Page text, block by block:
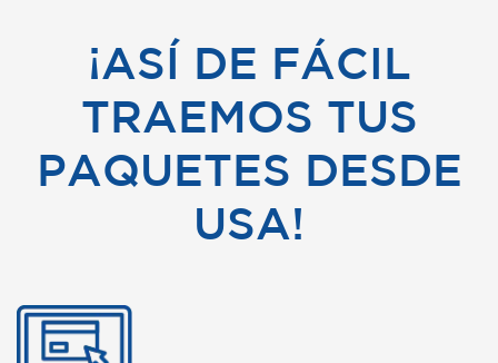
¡ASÍ DE FÁCIL
TRAEMOS TUS
PAQUETES DESDE
USA!
CÓMO FUNCIONA